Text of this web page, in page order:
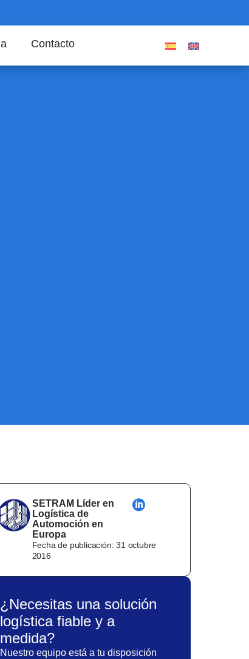
Contacto
SETRAM Líder en
Logística de
Automoción en
Europa
Fecha de publicación:31 octubre
2016
¿Necesitas una solución
logística fiable y a
medida?
Nuestro equipo está a tu disposición